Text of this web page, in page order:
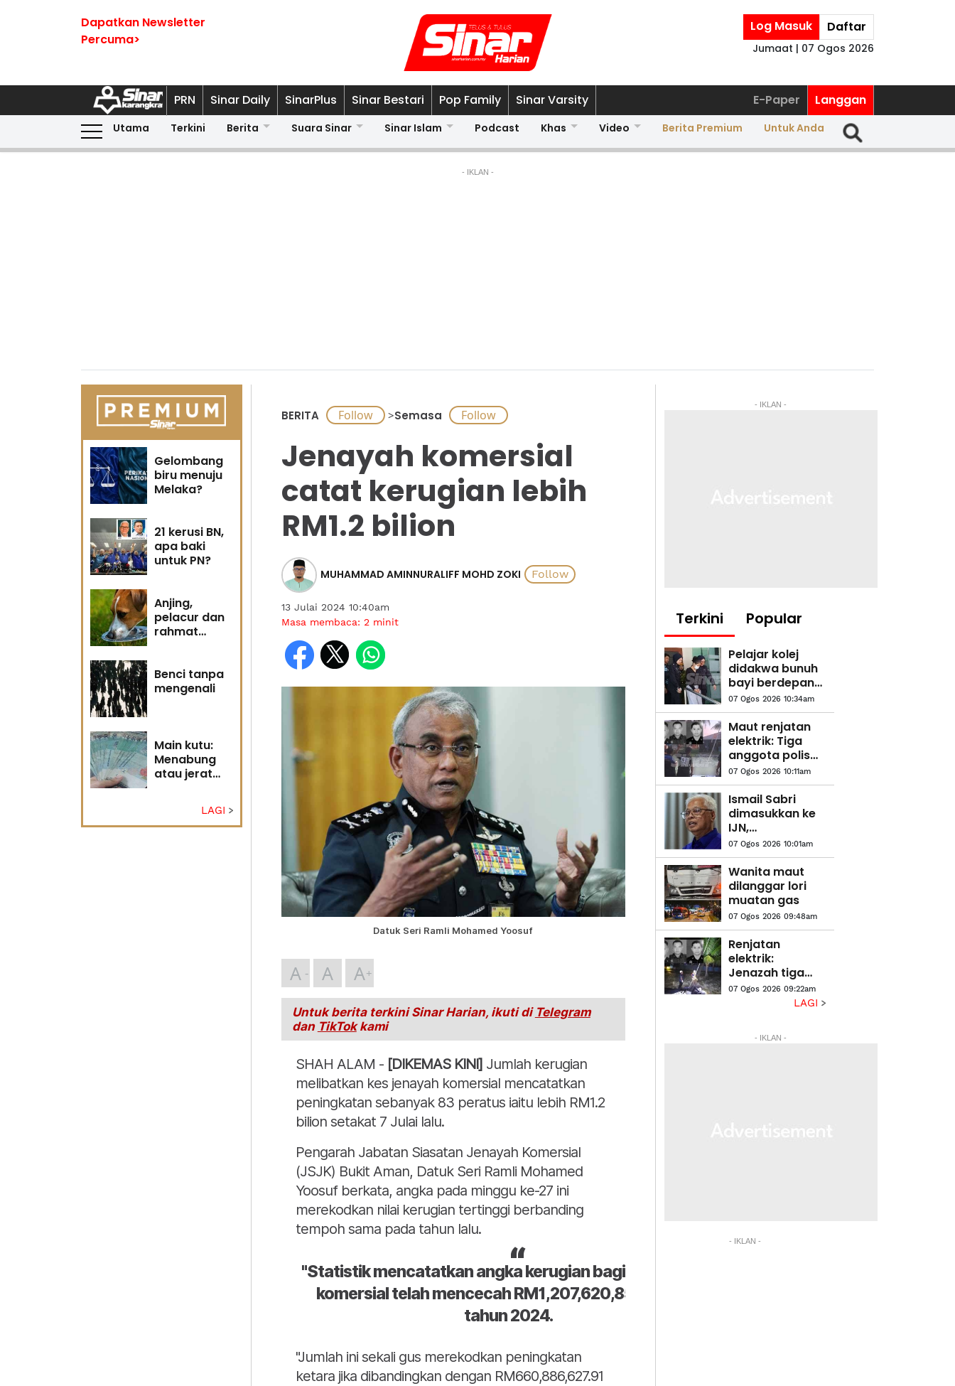
Dapatkan Newsletter
Percuma>
Log Masuk Daftar
Jumaat | 07 Ogos 2026
PRN Sinar Daily SinarPlus Sinar Bestari Pop Family Sinar Varsity E-Paper Langgan
Utama Terkini Berita Suara Sinar Sinar Islam Podcast Khas Video Berita Premium Untuk Anda
- IKLAN -
Gelombang
biru menuju
Melaka?
21 kerusi BN,
apa baki
untuk PN?
Anjing,
pelacur dan
rahmat
Benci tanpa
mengenali
Main kutu:
Menabung
atau jerat
LAGI
BERITA >Semasa
Jenayah komersial
catat kerugian lebih
RM1.2 bilion
MUHAMMAD AMINNURALIFF MOHD ZOKI
13 Julai 2024 10:40am
Masa membaca: 2 minit
Datuk Seri Ramli Mohamed Yoosuf
A A A
Untuk berita terkini Sinar Harian, ikuti di Telegram
dan TikTokkami
SHAH ALAM -[DIKEMAS KINI] Jumlah kerugian
melibatkan kes jenayah komersial mencatatkan
peningkatan sebanyak 83 peratus iaitu lebih RM1.2
bilion setakat 7 Julai lalu.
Pengarah Jabatan Siasatan Jenayah Komersial
(JSJK) Bukit Aman, Datuk Seri Ramli Mohamed
Yoosuf berkata, angka pada minggu ke-27 ini
merekodkan nilai kerugian tertinggi berbanding
tempoh sama pada tahun lalu.
"Statistik mencatatkan angka kerugian bagi kes jenayah
komersial telah mencecah RM1,207,620,852.73 bagi
tahun 2024.
"Jumlah ini sekali gus merekodkan peningkatan
ketara jika dibandingkan dengan RM660,886,627.91
- IKLAN -
Terkini Popular
Pelajar kolej
didakwa bunuh
bayi berdepan
hukuman mati,
teman lelaki
dibebaskan
07 Ogos 2026 10:34am
Maut renjatan
elektrik: Tiga
anggota polis
mahu alih galah,
hilang
keseimbangan
07 Ogos 2026 10:11am
Ismail Sabri
dimasukkan ke
IJN,
pendakwaan
ditangguh 27
Ogos
07 Ogos 2026 10:01am
Wanita maut
dilanggar lori
muatan gas
07 Ogos 2026 09:48am
Renjatan
elektrik:
Jenazah tiga
anggota polis
07 Ogos 2026 09:22am
LAGI
- IKLAN -
- IKLAN -